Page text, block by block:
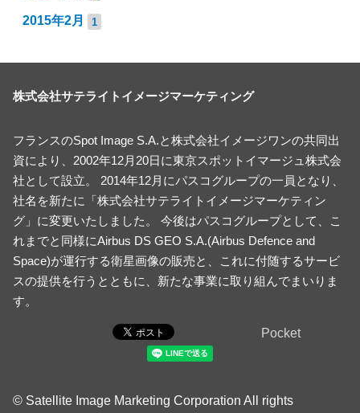
2015年2月 1
株式会社サテライトイメージマーケティング
フランスのSpot Image S.A.と株式会社イメージワンの共同出
資により、2002年12月20日に東京スポットイマージュ株式会
社として設立。 2014年12月にパスコグループの一員となり、
社名を新たに「株式会社サテライトイメージマーケティン
グ」に変更いたしました。 今後はパスコグループとして、こ
れまでと同様にAirbus DS GEO S.A.(Airbus Defence and
Space)が運行する衛星画像の販売と、これに付随するサービ
スの提供を行うとともに、新たな事業に取り組んでまいりま
す。
Pocket
© Satellite Image Marketing Corporation All rights